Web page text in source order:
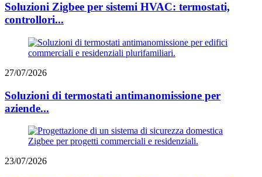
Soluzioni Zigbee per sistemi HVAC: termostati,
controllori...
27/07/2026
Soluzioni di termostati antimanomissione per
aziende...
23/07/2026